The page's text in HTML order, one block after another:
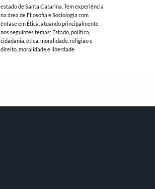
estado de Santa Catarina. Tem experiência
na área de Filosofia e Sociologia com
ênfase em Ética, atuando principalmente
nos seguintes temas: Estado, política,
cidadania, ética, moralidade, religião e
direito, moralidade e liberdade.